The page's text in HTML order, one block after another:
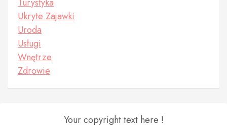
Ukryte Zajawki
Uroda
Usługi
Wnętrze
Zdrowie
Your copyright text here !